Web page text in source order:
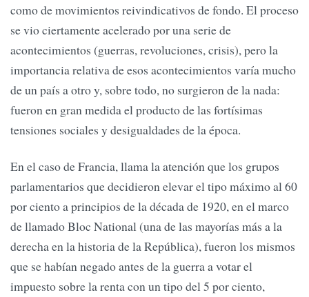
como de movimientos reivindicativos de fondo. El proceso
se vio ciertamente acelerado por una serie de
acontecimientos (guerras, revoluciones, crisis), pero la
importancia relativa de esos acontecimientos varía mucho
de un país a otro y, sobre todo, no surgieron de la nada:
fueron en gran medida el producto de las fortísimas
tensiones sociales y desigualdades de la época.
En el caso de Francia, llama la atención que los grupos
parlamentarios que decidieron elevar el tipo máximo al 60
por ciento a principios de la década de 1920, en el marco
de llamado Bloc National (una de las mayorías más a la
derecha en la historia de la República), fueron los mismos
que se habían negado antes de la guerra a votar el
impuesto sobre la renta con un tipo del 5 por ciento,